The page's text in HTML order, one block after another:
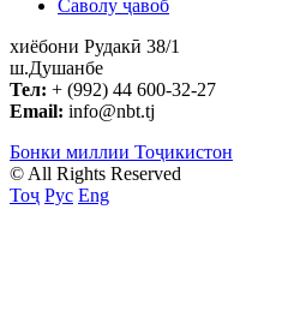
Саволу ҷавоб
хиёбони Рудакӣ 38/1
ш.Душанбе
Тел: + (992) 44 600-32-27
Email: info@nbt.tj
Бонки миллии Тоҷикистон
© All Rights Reserved
Тоҷ Рус Eng